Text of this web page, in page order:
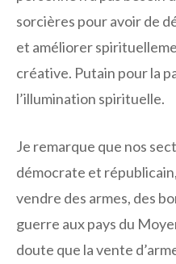
sorcières pour avoir de
et améliorer
créative. Putain pour la
l’illumination spirituelle.
Je remarque que nos
démocrate et
vendre des armes, des
guerre aux pays du
doute que la vente